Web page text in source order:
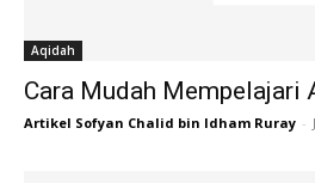
Aqidah
Cara Mudah Mempelajari
Artikel Sofyan Chalid bin Idham Ruray -